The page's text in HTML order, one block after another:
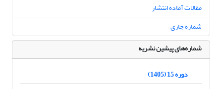
مقالات آماده انتشار
شماره جاری
شماره‌های پیشین نشریه
دوره 15 (1405)